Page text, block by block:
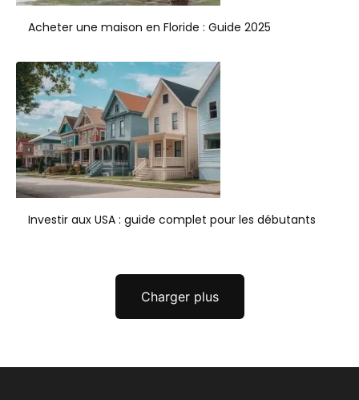
Acheter une maison en Floride : Guide 2025
Investir aux USA : guide complet pour les débutants
Charger plus